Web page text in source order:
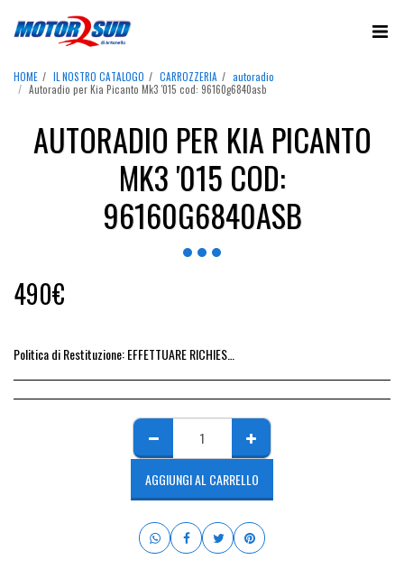
HOME IL NOSTRO CATALOGO CARROZZERIA
autoradio
Autoradio per Kia Picanto Mk3 '015 cod: 96160g6840asb
AUTORADIO PER KIA PICANTO
MK3 '015 COD:
96160G6840ASB
490€
Politica di Restituzione:EFFETTUARE RICHIESTA DI RESO ENTRO 14 GIORNI DALL&#039;ACQUISTO DEL RICAMBIO, IL RIMBORSO VIENE EMESSO ALLA CONSEGNA DEL RICAMBIO IN SEDE.
AGGIUNGI AL CARRELLO